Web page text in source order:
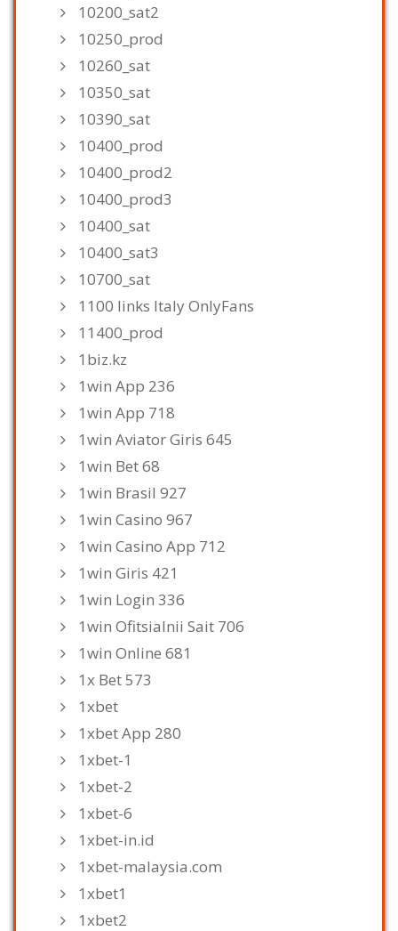
10200_sat2
10250_prod
10260_sat
10350_sat
10390_sat
10400_prod
10400_prod2
10400_prod3
10400_sat
10400_sat3
10700_sat
1100 links Italy OnlyFans
11400_prod
1biz.kz
1win App 236
1win App 718
1win Aviator Giris 645
1win Bet 68
1win Brasil 927
1win Casino 967
1win Casino App 712
1win Giris 421
1win Login 336
1win Ofitsialnii Sait 706
1win Online 681
1x Bet 573
1xbet
1xbet App 280
1xbet-1
1xbet-2
1xbet-6
1xbet-in.id
1xbet-malaysia.com
1xbet1
1xbet2